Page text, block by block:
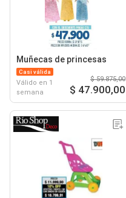
Muñecas de princesas
Casi válida
Válido en 1
semana
$ 59.875,00
$ 47.900,00